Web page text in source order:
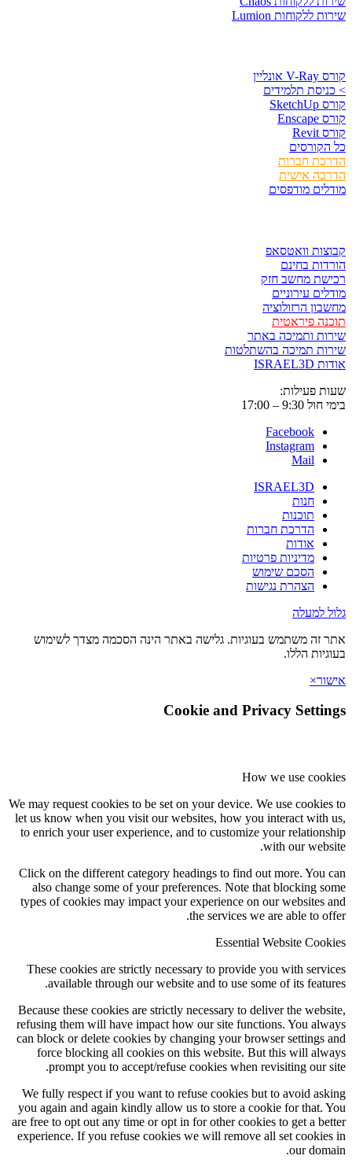
שירות ללקוחות Lumion
קורס V-Ray אונליין
> כניסת תלמידים
קורס SketchUp
קורס Enscape
קורס Revit
כל הקורסים
הדרכת חברות
הדרכה אישית
מודלים מודפסים
קבוצות וואטסאפ
הורדות בחינם
רכישת מחשב חזק
מודלים עירוניים
מחשבון הרזולוציה
תוכנה פיראטית
שירות ותמיכה באתר
שירות תמיכה בהשתלטות
אודות ISRAEL3D
שעות פעילות:
בימי חול 9:30 – 17:00
Facebook
Instagram
Mail
ISRAEL3D
חנות
תוכנות
הדרכת חברות
אודות
מדיניות פרטיות
הסכם שימוש
הצהרת נגישות
גלול למעלה
אתר זה משתמש בעוגיות. גלישה באתר הינה הסכמה מצדך לשימוש
בעוגיות הללו.
אישור×
Cookie and Privacy Settings
How we use cookies
We may request cookies to be set on your device. We use cookies to
let us know when you visit our websites, how you interact with us,
to enrich your user experience, and to customize your relationship
with our website.
Click on the different category headings to find out more. You can
also change some of your preferences. Note that blocking some
types of cookies may impact your experience on our websites and
the services we are able to offer.
Essential Website Cookies
These cookies are strictly necessary to provide you with services
available through our website and to use some of its features.
Because these cookies are strictly necessary to deliver the website,
refusing them will have impact how our site functions. You always
can block or delete cookies by changing your browser settings and
force blocking all cookies on this website. But this will always
prompt you to accept/refuse cookies when revisiting our site.
We fully respect if you want to refuse cookies but to avoid asking
you again and again kindly allow us to store a cookie for that. You
are free to opt out any time or opt in for other cookies to get a better
experience. If you refuse cookies we will remove all set cookies in
our domain.